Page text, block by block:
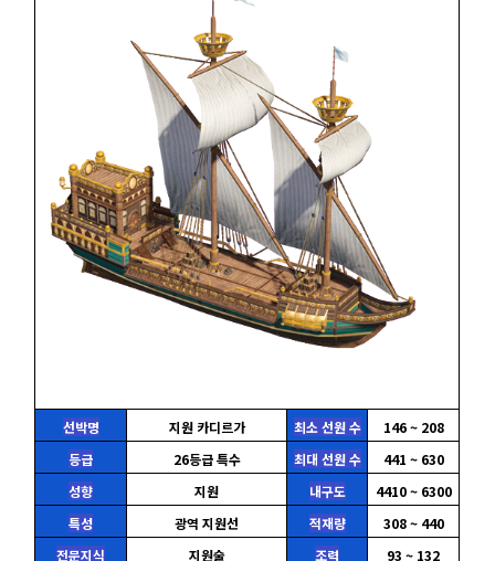
선박명 지원 카디르가 최소 선원 수
146 ~ 208
등급
26등급 특수 최대 선원 수
441 ~ 630
성향
지원 내구도
4410 ~ 6300
특성
광역 지원선 적재량
308 ~ 440
전문지식
지원술 조력
93 ~ 132